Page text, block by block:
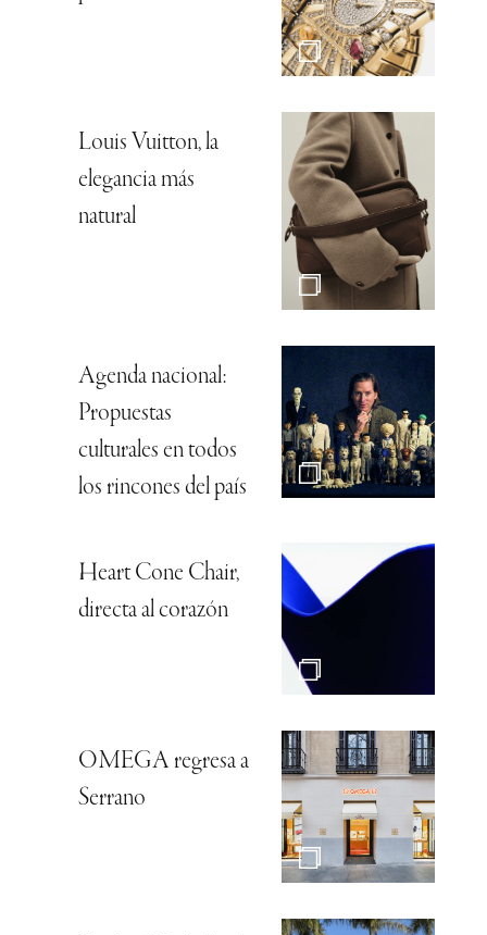
Louis Vuitton, la
elegancia más
natural
Agenda nacional:
Propuestas
culturales en todos
los rincones del país
Heart Cone Chair,
directa al corazón
OMEGA regresa a
Serrano